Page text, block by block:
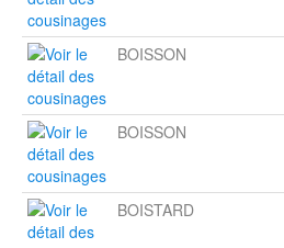
BOISSON
BOISSON
BOISTARD